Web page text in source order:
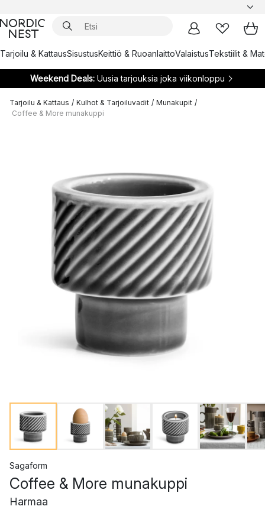
Tarjoilu & KattausSisustusKeittiö & RuoanlaittoValaistusTekstiilit &
Weekend Deals:Uusia tarjouksia joka viikonloppu
Tarjoilu & Kattaus / Kulhot & Tarjoiluvadit / Munakupit /
Coffee & More munakuppi
Sagaform
Coffee & More munakuppi
Harmaa